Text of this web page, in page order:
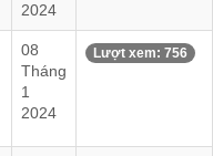
2024
08
Tháng
1
2024
Lượt xem: 756